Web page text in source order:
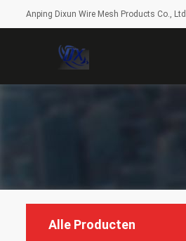
Anping Dixun Wire Mesh Products Co., Ltd
Alle Producten